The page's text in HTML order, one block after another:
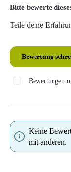
Durchschnittliche
Bitte bewerte
Teile deine
Bewertung
Bewertungen
Keine
mit anderen.